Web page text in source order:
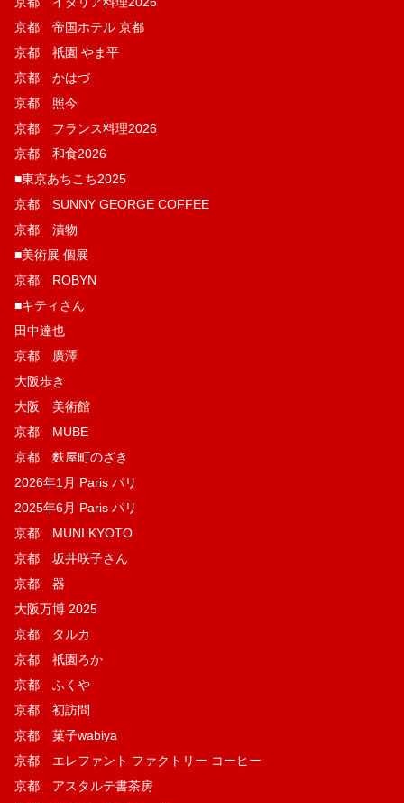
京都 帝国ホテル 京都
京都 祇園 やま平
京都 かはづ
京都 照今
京都 フランス料理2026
京都 和食2026
■東京あちこち2025
京都 SUNNY GEORGE COFFEE
京都 漬物
■美術展 個展
京都 ROBYN
■キティさん
田中達也
京都 廣澤
大阪歩き
大阪 美術館
京都 MUBE
京都 麩屋町のざき
2026年1月 Paris パリ
2025年6月 Paris パリ
京都 MUNI KYOTO
京都 坂井咲子さん
京都 器
大阪万博 2025
京都 タルカ
京都 祇園ろか
京都 ふくや
京都 初訪問
京都 菓子wabiya
京都 エレファント ファクトリー コーヒー
京都 アスタルテ書茶房